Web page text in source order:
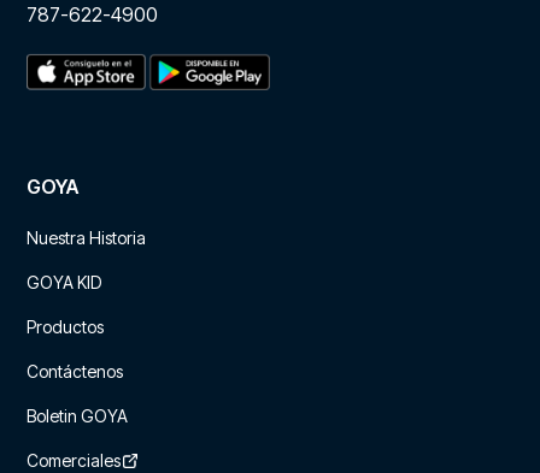
787-622-4900
GOYA
Nuestra Historia
GOYA KID
Productos
Contáctenos
Boletin GOYA
Comerciales